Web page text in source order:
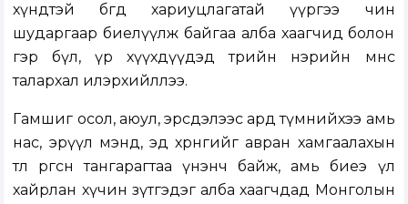
хүндтэй бөгөөд хариуцлагатай үүргээ чин
шударгаар биелүүлж байгаа алба хаагчид болон
гэр бүл, үр хүүхдүүдэд төрийн нэрийн өмнөөс
талархал илэрхийллээ.
Гамшиг осол, аюул, эрсдэлээс ард түмнийхээ амь
нас, эрүүл мэнд, эд хөрөнгийг авран хамгаалахын
төлөө өргөсөн тангарагтаа үнэнч байж, амь биеэ үл
хайрлан хүчин зүтгэдэг алба хаагчдад Монголын